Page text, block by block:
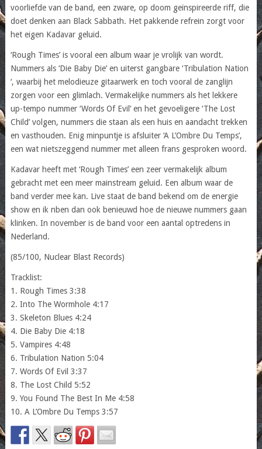
voorliefde van de band, een zware, op doom geïnspireerde riff, die
doet denken aan Black Sabbath. Het pakkende refrein zorgt voor
het eigen Kadavar geluid.
‘Rough Times’ is vooral een album waar je vrolijk van wordt.
Nummers als ‘Die Baby Die’ en uiterst gangbare ‘Tribulation Nation
‘, waarbij het melodieuze gitaarwerk en toch vooral de zanglijn
zorgen voor een glimlach. Vermakelijke nummers als het lekkere
up-tempo nummer ‘Words Of Evil’ en het gevoeligere ‘The Lost
Child’ volgen, nummers die staan als een huis en aandacht trekken
en vasthouden. Enig minpuntje is afsluiter ‘A L’Ombre Du Temps’,
een wat nietszeggend nummer met alleen frans gesproken woord.
Kadavar heeft met ‘Rough Times’ een zeer vermakelijk album
gebracht met een meer mainstream geluid. Een album waar de
band verder mee kan. Live staat de band bekend om de energie
show en ik nben dan ook benieuwd hoe de nieuwe nummers gaan
klinken. In november is de band voor een aantal optredens in
Nederland.
(85/100, Nuclear Blast Records)
Tracklist:
1. Rough Times 3:38
2. Into The Wormhole 4:17
3. Skeleton Blues 4:24
4. Die Baby Die 4:18
5. Vampires 4:48
6. Tribulation Nation 5:04
7. Words Of Evil 3:37
8. The Lost Child 5:52
9. You Found The Best In Me 4:58
10. A L’Ombre Du Temps 3:57